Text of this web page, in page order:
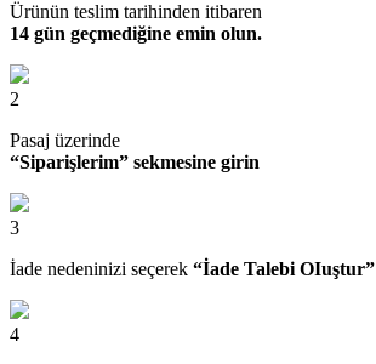
Ürünün teslim tarihinden itibaren
14 gün geçmediğine emin olun.
2
Pasaj üzerinde
“Siparişlerim” sekmesine girin
3
İade nedeninizi seçerek “İade Talebi OIuştur”
4